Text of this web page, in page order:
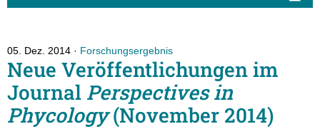
05. Dez. 2014 Forschungsergebnis
Neue Veröffentlichungen im
Journal Perspectives in
Phycology(November 2014)